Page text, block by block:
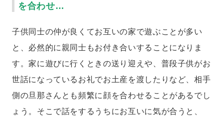
を合わせ…
子供同士の仲が良くてお互いの家で遊ぶことが多い
と、必然的に親同士もお付き合いすることになりま
す。家に遊びに行くときの送り迎えや、普段子供がお
世話になっているお礼でお土産を渡したりなど、相手
側の旦那さんとも頻繁に顔を合わせることがあるでし
ょう。そこで話をするうちにお互いに気が合うと、